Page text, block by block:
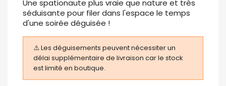
Une spationaute plus vraie que nature et très
séduisante pour filer dans l'espace le temps
d'une soirée déguisée !
⚠️ Les déguisements peuvent nécessiter un
délai supplémentaire de livraison car le stock
est limité en boutique.